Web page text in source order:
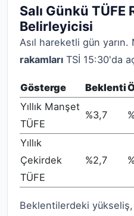
Salı Günkü TÜFE
Belirleyicisi
Asıl hareketli gün yarın.
rakamları TSİ 15:30'da
Gösterge Beklenti
Yıllık Manşet
TÜFE
%3,7
Yıllık
Çekirdek
TÜFE
%2,7
Beklentilerdeki